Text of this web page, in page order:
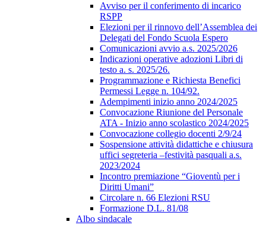
Avviso per il conferimento di incarico
RSPP
Elezioni per il rinnovo dell’Assemblea dei
Delegati del Fondo Scuola Espero
Comunicazioni avvio a.s. 2025/2026
Indicazioni operative adozioni Libri di
testo a. s. 2025/26.
Programmazione e Richiesta Benefici
Permessi Legge n. 104/92.
Adempimenti inizio anno 2024/2025
Convocazione Riunione del Personale
ATA - Inizio anno scolastico 2024/2025
Convocazione collegio docenti 2/9/24
Sospensione attività didattiche e chiusura
uffici segreteria –festività pasquali a.s.
2023/2024
Incontro premiazione “Gioventù per i
Diritti Umani”
Circolare n. 66 Elezioni RSU
Formazione D.L. 81/08
Albo sindacale